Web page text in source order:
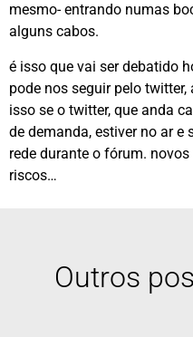
mesmo- entrando numas
alguns cabos.
é isso que vai ser debatido
pode nos seguir pelo twitter,
isso se o twitter, que anda
de demanda, estiver no ar e
rede durante o fórum.
riscos…
Outros